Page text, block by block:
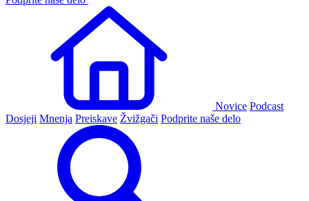
Novice Podcast
Dosjeji Mnenja Preiskave Žvižgači Podprite naše delo